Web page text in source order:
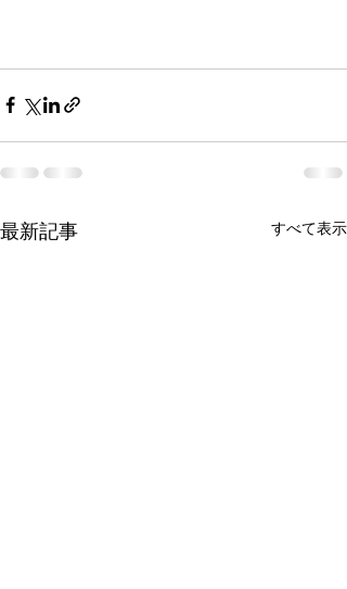
最新記事 すべて表示